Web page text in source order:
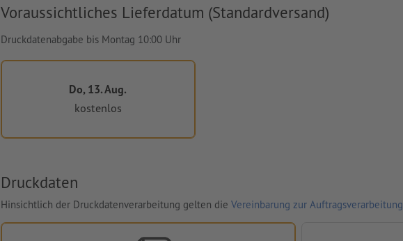
Voraussichtliches Lieferdatum (Standardversand)
Druckdatenabgabe bis Montag 10:00 Uhr
Do, 13. Aug.
kostenlos
Druckdaten
Hinsichtlich der Druckdatenverarbeitung gelten die Vereinbarung zur Auftragsverarbeitung